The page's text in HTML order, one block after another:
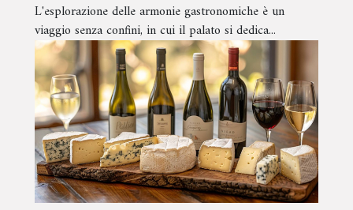
asiatica
L'esplorazione delle armonie gastronomiche è un
viaggio senza confini, in cui il palato si dedica...